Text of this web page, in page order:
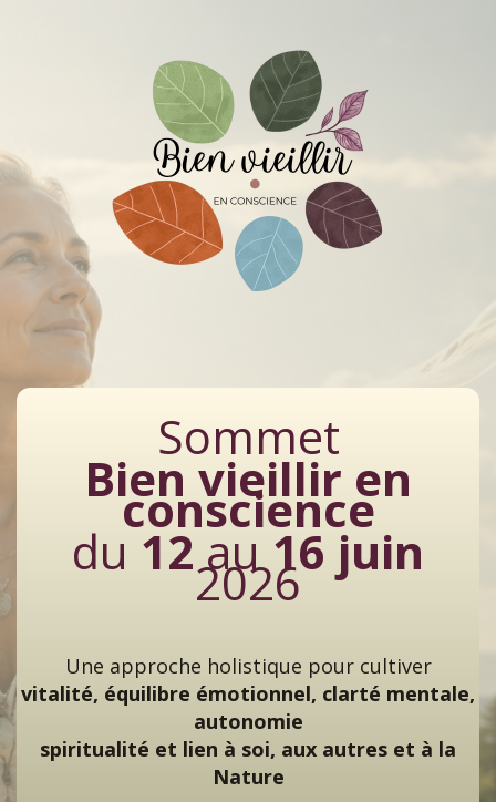
Sommet
Bien vieillir en
conscience
du 12au16 juin
2026
Une approche holistique pour cultiver
vitalité, équilibre émotionnel, clarté mentale,
autonomie
spiritualité et lien à soi, aux autres et à la
Nature